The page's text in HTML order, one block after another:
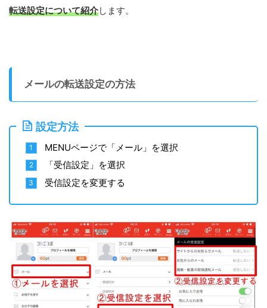
転送設定について紹介します。
メールの転送設定の方法
設定方法
MENUページで「メール」を選択
「受信設定」を選択
受信設定を変更する